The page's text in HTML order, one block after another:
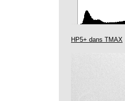
HP5+ dans TMAX